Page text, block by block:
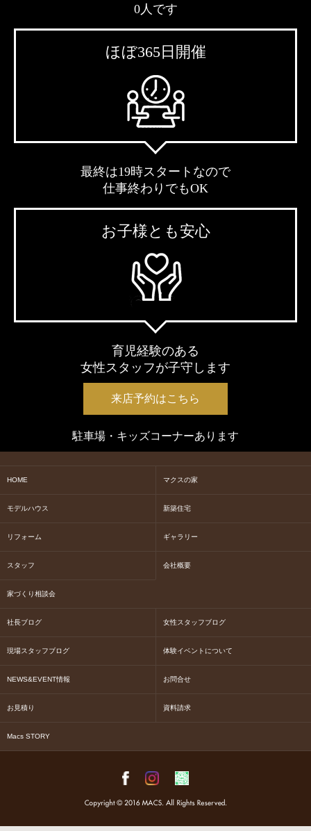
0人です
ほぼ365日開催
最終は19時スタートなので
仕事終わりでもOK
お子様とも安心
育児経験のある
女性スタッフが子守します
来店予約はこちら
駐車場・キッズコーナーあります
HOME マクスの家
モデルハウス 新築住宅
リフォーム ギャラリー
スタッフ 会社概要
家づくり相談会
社長ブログ 女性スタッフブログ
現場スタッフブログ 体験イベントについて
NEWS&EVENT情報 お問合せ
お見積り 資料請求
Macs STORY